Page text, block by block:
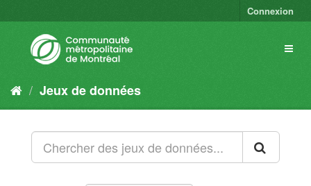
Connexion
Jeux de données